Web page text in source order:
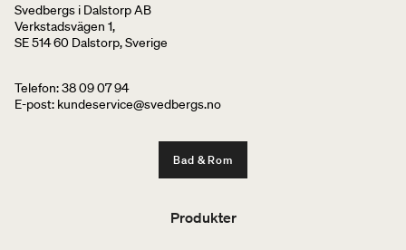
Svedbergs i Dalstorp AB
Verkstadsvägen 1,
SE 514 60 Dalstorp, Sverige
Telefon: 38 09 07 94
E-post: kundeservice@svedbergs.no
Bad & Rom
Produkter